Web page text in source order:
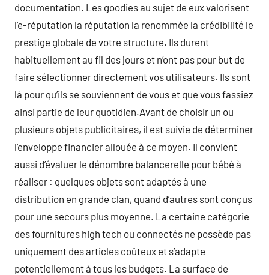
documentation. Les goodies au sujet de eux valorisent
l’e-réputation la réputation la renommée la crédibilité le
prestige globale de votre structure. Ils durent
habituellement au fil des jours et n’ont pas pour but de
faire sélectionner directement vos utilisateurs. Ils sont
là pour qu’ils se souviennent de vous et que vous fassiez
ainsi partie de leur quotidien.Avant de choisir un ou
plusieurs objets publicitaires, il est suivie de déterminer
l’enveloppe financier allouée à ce moyen. Il convient
aussi d’évaluer le dénombre balancerelle pour bébé à
réaliser : quelques objets sont adaptés à une
distribution en grande clan, quand d’autres sont conçus
pour une secours plus moyenne. La certaine catégorie
des fournitures high tech ou connectés ne possède pas
uniquement des articles coûteux et s’adapte
potentiellement à tous les budgets. La surface de